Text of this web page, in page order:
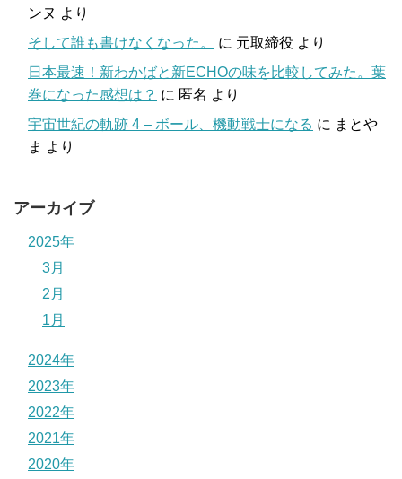
ンヌ より
そして誰も書けなくなった。
に 元取締役 より
日本最速！新わかばと新ECHOの味を比較してみた。葉
巻になった感想は？ に 匿名 より
宇宙世紀の軌跡 4 – ボール、機動戦士になる に まとや
ま より
アーカイブ
2025年
3月
2月
1月
2024年
2023年
2022年
2021年
2020年